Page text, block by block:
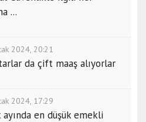
...
2024, 20:21
da çift maaş alıyorlar
2024, 17:29
ayında en düşük emekli